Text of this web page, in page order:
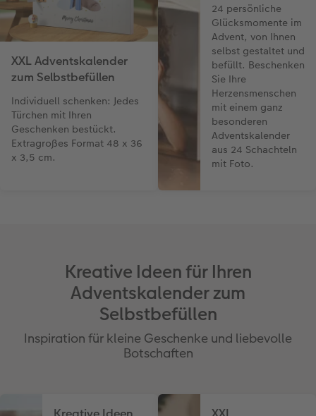
XXL Adventskalender
zum Selbstbefüllen
Individuell schenken: Jedes
Türchen mit Ihren
Geschenken bestückt.
Extragroßes Format 48 x 36
x 3,5 cm.
24 persönliche
Glücksmomente im
Advent, von Ihnen
selbst gestaltet und
befüllt. Beschenken
Sie Ihre
Herzensmenschen
mit einem ganz
besonderen
Adventskalender
aus 24 Schachteln
mit Foto.
Kreative Ideen für Ihren
Adventskalender zum
Selbstbefüllen
Inspiration für kleine Geschenke und liebevolle
Botschaften